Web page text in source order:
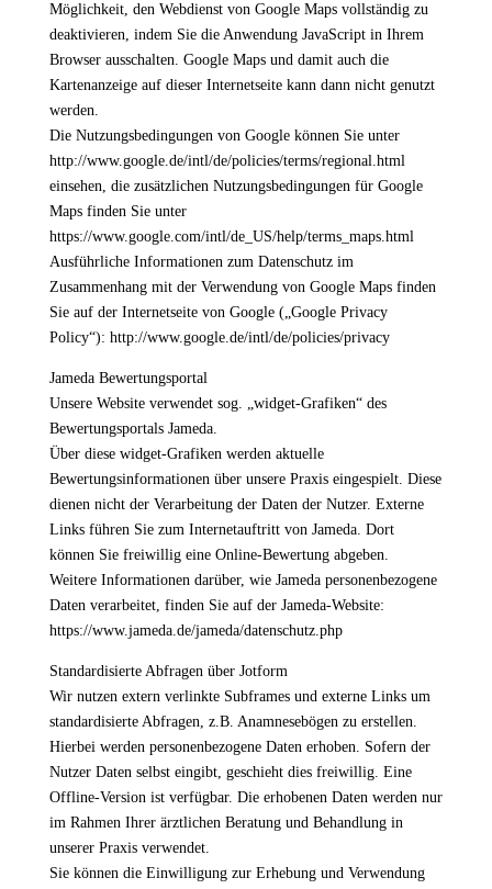
Möglichkeit, den Webdienst von Google Maps vollständig zu
deaktivieren, indem Sie die Anwendung JavaScript in Ihrem
Browser ausschalten. Google Maps und damit auch die
Kartenanzeige auf dieser Internetseite kann dann nicht genutzt
werden.
Die Nutzungsbedingungen von Google können Sie unter
http://www.google.de/intl/de/policies/terms/regional.html
einsehen, die zusätzlichen Nutzungsbedingungen für Google
Maps finden Sie unter
https://www.google.com/intl/de_US/help/terms_maps.html
Ausführliche Informationen zum Datenschutz im
Zusammenhang mit der Verwendung von Google Maps finden
Sie auf der Internetseite von Google („Google Privacy
Policy“): http://www.google.de/intl/de/policies/privacy
Jameda Bewertungsportal
Unsere Website verwendet sog. „widget-Grafiken“ des
Bewertungsportals Jameda.
Über diese widget-Grafiken werden aktuelle
Bewertungsinformationen über unsere Praxis eingespielt. Diese
dienen nicht der Verarbeitung der Daten der Nutzer. Externe
Links führen Sie zum Internetauftritt von Jameda. Dort
können Sie freiwillig eine Online-Bewertung abgeben.
Weitere Informationen darüber, wie Jameda personenbezogene
Daten verarbeitet, finden Sie auf der Jameda-Website:
https://www.jameda.de/jameda/datenschutz.php
Standardisierte Abfragen über Jotform
Wir nutzen extern verlinkte Subframes und externe Links um
standardisierte Abfragen, z.B. Anamnesebögen zu erstellen.
Hierbei werden personenbezogene Daten erhoben. Sofern der
Nutzer Daten selbst eingibt, geschieht dies freiwillig. Eine
Offline-Version ist verfügbar. Die erhobenen Daten werden nur
im Rahmen Ihrer ärztlichen Beratung und Behandlung in
unserer Praxis verwendet.
Sie können die Einwilligung zur Erhebung und Verwendung